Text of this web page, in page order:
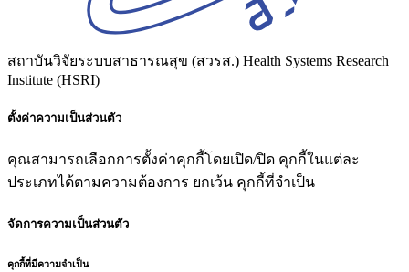
สถาบันวิจัยระบบสาธารณสุข (สวรส.) Health Systems Research
Institute (HSRI)
ตั้งค่าความเป็นส่วนตัว
คุณสามารถเลือกการตั้งค่าคุกกี้โดยเปิด/ปิด คุกกี้ในแต่ละ
ประเภทได้ตามความต้องการ ยกเว้น คุกกี้ที่จำเป็น
จัดการความเป็นส่วนตัว
คุกกี้ที่มีความจำเป็น